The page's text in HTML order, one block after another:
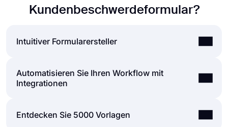
Kundenbeschwerdeformular?
Intuitiver Formularersteller
Erstellen Sie mühelos Online-Formulare, passen
Sie die Felder, das Design und die
weniger Minuten an. Indem Sie einige der vielen
Arten von Formularfeldern für alle Anforderungen
Automatisieren Sie Ihren Workflow mit
Integrationen
Sie können die Formulare und Umfragen, die Sie
Entdecken Sie 5000 Vorlagen